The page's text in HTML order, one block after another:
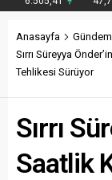
Anasayfa
Gündem
Sırrı Süreyya
Tehlikesi Sürüyor
Sırrı
Saatlik